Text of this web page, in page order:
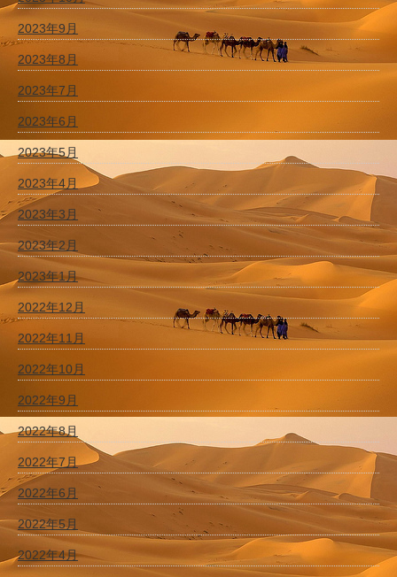
2023年9月
2023年8月
2023年7月
2023年6月
2023年5月
2023年4月
2023年3月
2023年2月
2023年1月
2022年12月
2022年11月
2022年10月
2022年9月
2022年8月
2022年7月
2022年6月
2022年5月
2022年4月